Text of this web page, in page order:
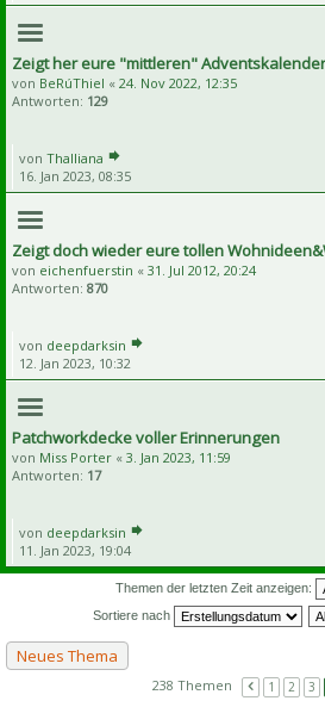
Zeigt her eure "mittleren"
von BeRúThiel « 24. Nov 2022, 12:35
Antworten: 129
von Thalliana
16. Jan 2023, 08:35
Zeigt doch wieder eure tollen
von eichenfuerstin « 31. Jul 2012, 20:24
Antworten: 870
von deepdarksin
12. Jan 2023, 10:32
Patchworkdecke voller Erinnerungen
von Miss Porter « 3. Jan 2023, 11:59
Antworten: 17
von deepdarksin
11. Jan 2023, 19:04
Themen der letzten Zeit anzeigen:
Sortiere nach
Neues Thema
238 Themen 1 2 3